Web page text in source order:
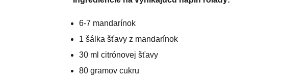
6-7 mandarínok
1 šálka šťavy z mandarínok
30 ml citrónovej šťavy
80 gramov cukru